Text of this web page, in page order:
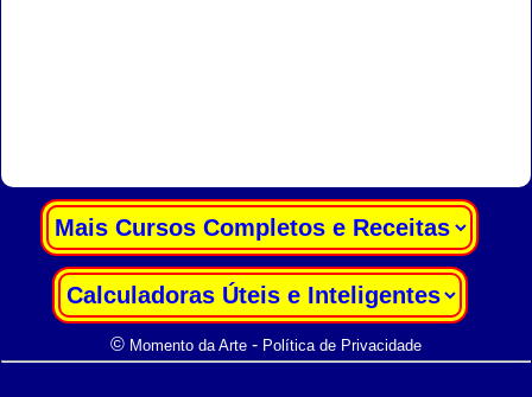
© Momento da Arte- Política de Privacidade